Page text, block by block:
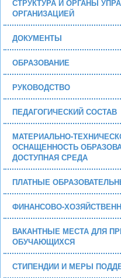
СТРУКТУРА И ОРГАНЫ
ОРГАНИЗАЦИЕЙ
ДОКУМЕНТЫ
ОБРАЗОВАНИЕ
РУКОВОДСТВО
ПЕДАГОГИЧЕСКИЙ СОСТАВ
МАТЕРИАЛЬНО-
ОСНАЩЕННОСТЬ
ДОСТУПНАЯ СРЕДА
ПЛАТНЫЕ
ФИНАНСОВО-
ВАКАНТНЫЕ МЕСТА ДЛЯ
ОБУЧАЮЩИХСЯ
СТИПЕНДИИ И МЕРЫ